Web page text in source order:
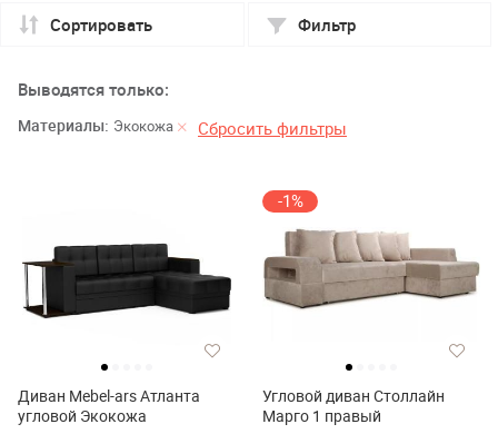
Сортировать Фильтр
Выводятся только:
Материалы: Экокожа Сбросить фильтры
Диван Mebel-ars Атланта
угловой Экокожа
-1%
Угловой диван Столлайн
Марго 1 правый